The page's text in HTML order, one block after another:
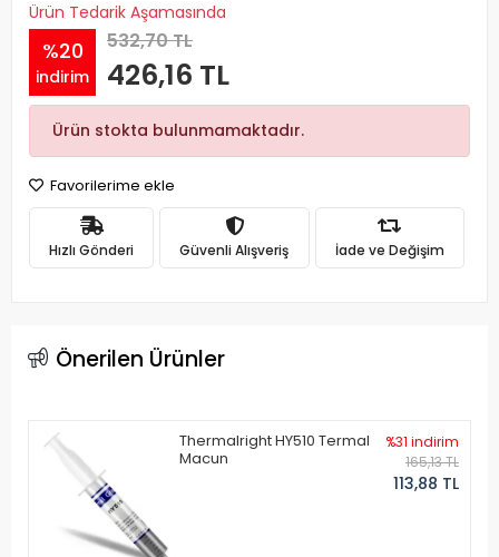
Ürün Tedarik Aşamasında
%20
indirim
532,70 TL
426,16 TL
Ürün stokta bulunmamaktadır.
Favorilerime ekle
Hızlı Gönderi Güvenli Alışveriş İade ve Değişim
Önerilen Ürünler
Thermalright HY510 Termal
Macun
%31 indirim
165,13 TL
113,88 TL